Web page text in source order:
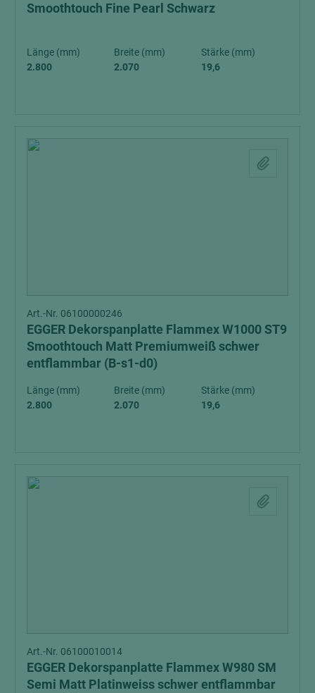
Smoothtouch Fine Pearl Schwarz
Länge (mm)
2.800
Breite (mm)
2.070
Stärke (mm)
19,6
Art.-Nr. 06100000246
EGGER Dekorspanplatte Flammex W1000 ST9
Smoothtouch Matt Premiumweiß schwer
entflammbar (B-s1-d0)
Länge (mm)
2.800
Breite (mm)
2.070
Stärke (mm)
19,6
Art.-Nr. 06100010014
EGGER Dekorspanplatte Flammex W980 SM
Semi Matt Platinweiss schwer entflammbar